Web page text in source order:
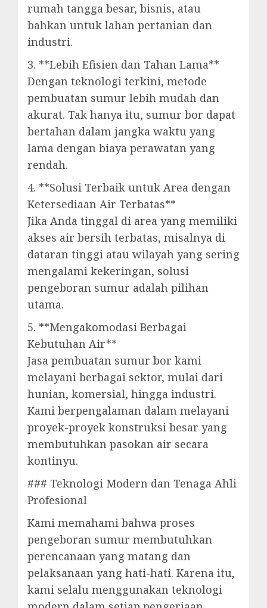
rumah tangga besar, bisnis, atau
bahkan untuk lahan pertanian dan
industri.
3. **Lebih Efisien dan Tahan Lama**
Dengan teknologi terkini, metode
pembuatan sumur lebih mudah dan
akurat. Tak hanya itu, sumur bor dapat
bertahan dalam jangka waktu yang
lama dengan biaya perawatan yang
rendah.
4. **Solusi Terbaik untuk Area dengan
Ketersediaan Air Terbatas**
Jika Anda tinggal di area yang memiliki
akses air bersih terbatas, misalnya di
dataran tinggi atau wilayah yang sering
mengalami kekeringan, solusi
pengeboran sumur adalah pilihan
utama.
5. **Mengakomodasi Berbagai
Kebutuhan Air**
Jasa pembuatan sumur bor kami
melayani berbagai sektor, mulai dari
hunian, komersial, hingga industri.
Kami berpengalaman dalam melayani
proyek-proyek konstruksi besar yang
membutuhkan pasokan air secara
kontinyu.
### Teknologi Modern dan Tenaga Ahli
Profesional
Kami memahami bahwa proses
pengeboran sumur membutuhkan
perencanaan yang matang dan
pelaksanaan yang hati-hati. Karena itu,
kami selalu menggunakan teknologi